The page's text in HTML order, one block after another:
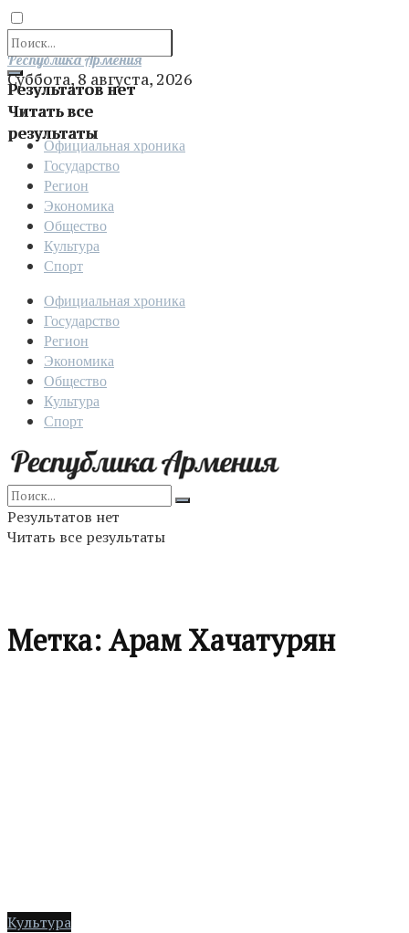
Результатов нет
Читать все
результаты
Отправить
Республика Армения
Суббота, 8 августа, 2026
Официальная хроника
Государство
Регион
Экономика
Общество
Культура
Спорт
Официальная хроника
Государство
Регион
Экономика
Общество
Культура
Спорт
Результатов нет
Читать все результаты
Метка:Арам Хачатурян
Культура